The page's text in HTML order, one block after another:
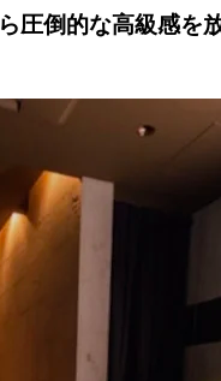
圧倒的な高級感を